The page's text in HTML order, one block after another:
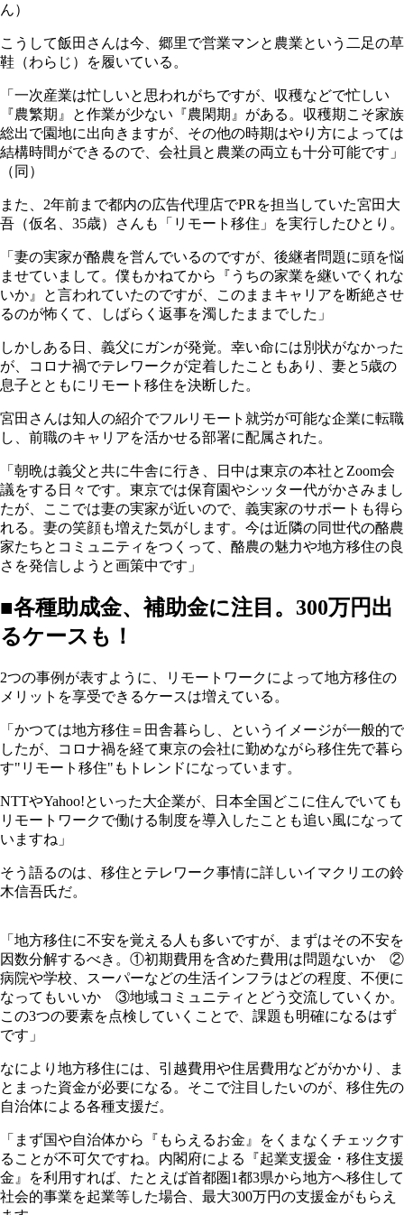
ん）
こうして飯田さんは今、郷里で営業マンと農業という二足の草
鞋（わらじ）を履いている。
「一次産業は忙しいと思われがちですが、収穫などで忙しい
『農繁期』と作業が少ない『農閑期』がある。収穫期こそ家族
総出で園地に出向きますが、その他の時期はやり方によっては
結構時間ができるので、会社員と農業の両立も十分可能です」
（同）
また、2年前まで都内の広告代理店でPRを担当していた宮田大
吾（仮名、35歳）さんも「リモート移住」を実行したひとり。
「妻の実家が酪農を営んでいるのですが、後継者問題に頭を悩
ませていまして。僕もかねてから『うちの家業を継いでくれな
いか』と言われていたのですが、このままキャリアを断絶させ
るのが怖くて、しばらく返事を濁したままでした」
しかしある日、義父にガンが発覚。幸い命には別状がなかった
が、コロナ禍でテレワークが定着したこともあり、妻と5歳の
息子とともにリモート移住を決断した。
宮田さんは知人の紹介でフルリモート就労が可能な企業に転職
し、前職のキャリアを活かせる部署に配属された。
「朝晩は義父と共に牛舎に行き、日中は東京の本社とZoom会
議をする日々です。東京では保育園やシッター代がかさみまし
たが、ここでは妻の実家が近いので、義実家のサポートも得ら
れる。妻の笑顔も増えた気がします。今は近隣の同世代の酪農
家たちとコミュニティをつくって、酪農の魅力や地方移住の良
さを発信しようと画策中です」
■各種助成金、補助金に注目。300万円出
るケースも！
2つの事例が表すように、リモートワークによって地方移住の
メリットを享受できるケースは増えている。
「かつては地方移住＝田舎暮らし、というイメージが一般的で
したが、コロナ禍を経て東京の会社に勤めながら移住先で暮ら
す"リモート移住"もトレンドになっています。
NTTやYahoo!といった大企業が、日本全国どこに住んでいても
リモートワークで働ける制度を導入したことも追い風になって
いますね」
そう語るのは、移住とテレワーク事情に詳しいイマクリエの鈴
木信吾氏だ。
「地方移住に不安を覚える人も多いですが、まずはその不安を
因数分解するべき。①初期費用を含めた費用は問題ないか ②
病院や学校、スーパーなどの生活インフラはどの程度、不便に
なってもいいか ③地域コミュニティとどう交流していくか。
この3つの要素を点検していくことで、課題も明確になるはず
です」
なにより地方移住には、引越費用や住居費用などがかかり、ま
とまった資金が必要になる。そこで注目したいのが、移住先の
自治体による各種支援だ。
「まず国や自治体から『もらえるお金』をくまなくチェックす
ることが不可欠ですね。内閣府による『起業支援金・移住支援
金』を利用すれば、たとえば首都圏1都3県から地方へ移住して
社会的事業を起業等した場合、最大300万円の支援金がもらえ